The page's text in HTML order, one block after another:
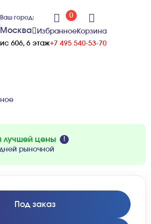
Ваш город:
Москва
0
ИзбранноеКорзина
606, 6 этаж+7 495 540-53-70
лучшей цены
рыночной
Под заказ